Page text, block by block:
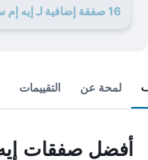
16 صفقة إضافية لـ إيه إم سي جرانادا
لمحة عن التقييمات
أفضل صفقات